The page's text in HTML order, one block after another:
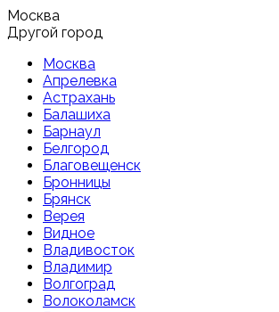
Москва
Другой город
Москва
Апрелевка
Астрахань
Балашиха
Барнаул
Белгород
Благовещенск
Бронницы
Брянск
Верея
Видное
Владивосток
Владимир
Волгоград
Волоколамск